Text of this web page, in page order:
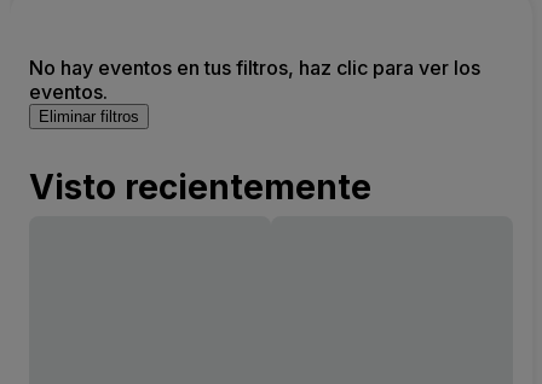
No hay eventos en tus filtros, haz clic para ver los
eventos.
Eliminar filtros
Visto recientemente